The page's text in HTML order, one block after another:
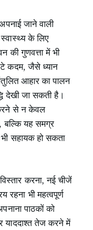
जाने वाली
के लिए
की गुणवत्ता में भी
कदम, जैसे ध्यान
आहार का पालन
देखी जा सकती है।
से न केवल
बल्कि यह समग्र
सहायक हो सकता
करना, नई चीजें
भी महत्वपूर्ण
पाठकों को
याददाश्त तेज करने में